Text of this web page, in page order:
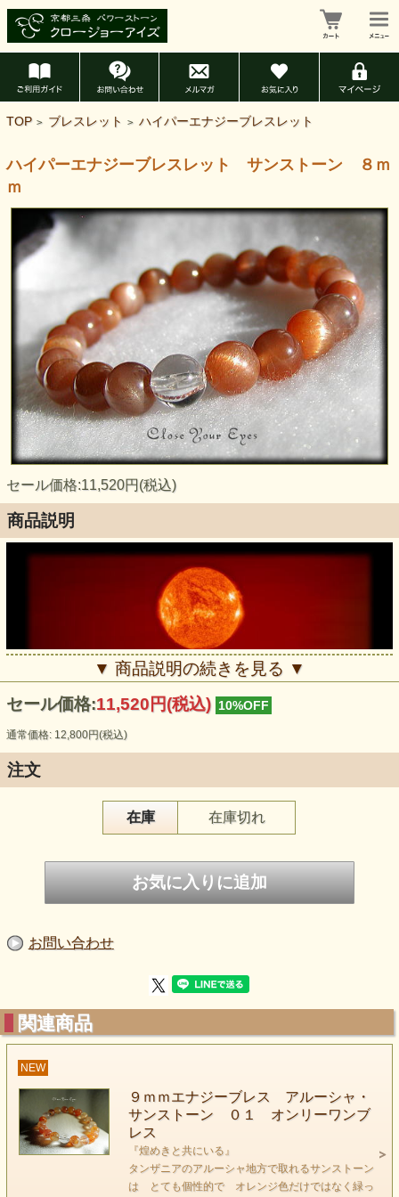
TOP > ブレスレット > ハイパーエナジーブレスレット
ハイパーエナジーブレスレット サンストーン ８ｍ
ｍ
セール価格:11,520円(税込)
商品説明
keyword『煌めきと共にいる』
オレンジ色が美しいサンストーンのハイパーエナジー
サンストーンはムーンストーンと同じ長石グループの
石です
サンストーンの眩しいオレンジ色の輝きは
▼ 商品説明の続きを見る ▼
セール価格:11,520円(税込) 10%OFF
通常価格: 12,800円(税込)
注文
在庫 在庫切れ
お問い合わせ
関連商品
NEW
９ｍｍエナジーブレス アルーシャ・
サンストーン ０１ オンリーワンブ
レス
『煌めきと共にいる』
タンザニアのアルーシャ地方で取れるサンストーン
は とても個性的で オレンジ色だけではなく緑っ